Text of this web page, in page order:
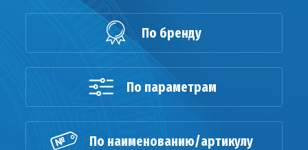
По бренду
По параметрам
По наименованию/артикулу